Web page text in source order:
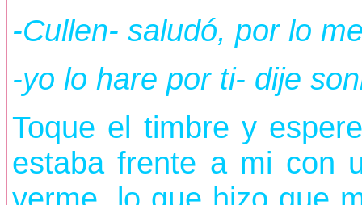
-Cullen- saludó, por lo
-yo lo hare por ti- dije
Toque el timbre y
estaba frente a mi con